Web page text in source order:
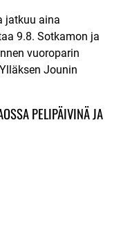
jatkuu aina
9.8. Sotkamon ja
vuoroparin
Jounin
PELIPÄIVINÄ JA